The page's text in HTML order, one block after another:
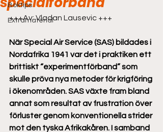
Boktips
Extramaterial
+++Av: Vladan Lausevic +++
När Special Air Service (SAS) bildades i
Nordafrika 1941 var det i praktiken ett
brittiskt “experimentförband” som
skulle pröva nya metoder för krigföring
i ökenområden. SAS växte fram bland
annat som resultat av frustration över
förluster genom konventionella strider
mot den tyska Afrikakåren. I samband